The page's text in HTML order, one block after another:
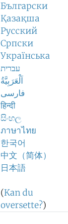
Български
Қазақша
Русский
Српски
Українська
עברית
اَلْعَرَبِيَّةُ
فارسی
हिन्दी
සිංහල
ภาษาไทย
한국어
中文（简体）
日本語
(Kan du
oversette?)